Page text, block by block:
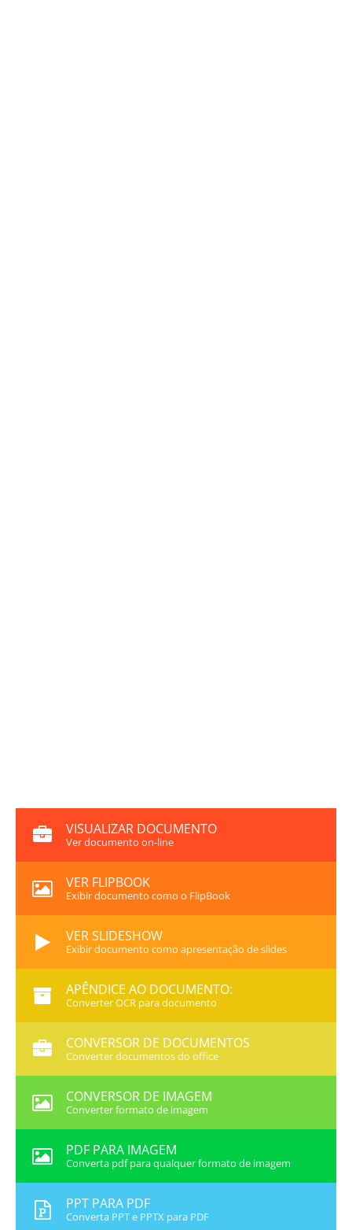
VISUALIZAR DOCUMENTO
Ver documento on-line
VER FLIPBOOK
Exibir documento como o FlipBook
VER SLIDESHOW
Exibir documento como apresentação de slides
APÊNDICE AO DOCUMENTO:
Converter OCR para documento
CONVERSOR DE DOCUMENTOS
Converter documentos do office
CONVERSOR DE IMAGEM
Converter formato de imagem
PDF PARA IMAGEM
Converta pdf para qualquer formato de imagem
PPT PARA PDF
Converta PPT e PPTX para PDF